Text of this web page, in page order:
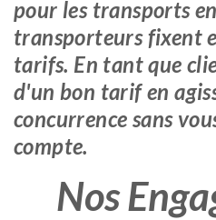
pour les transports
transporteurs fixent
tarifs. En tant que
d'un bon tarif en
concurrence sans
compte.
Nos